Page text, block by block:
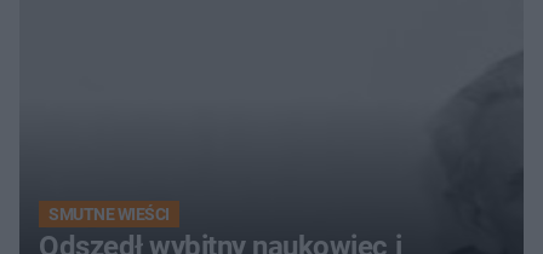
SMUTNE WIEŚCI
Odszedł wybitny naukowiec i